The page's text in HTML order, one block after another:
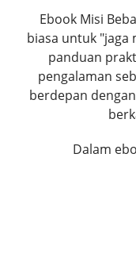
Ebook Misi
biasa untuk "jaga
panduan
pengalaman
berdepan
Dalam